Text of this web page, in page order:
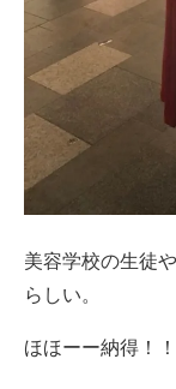
美容学校の生徒
らしい。
ほほーー納得！！